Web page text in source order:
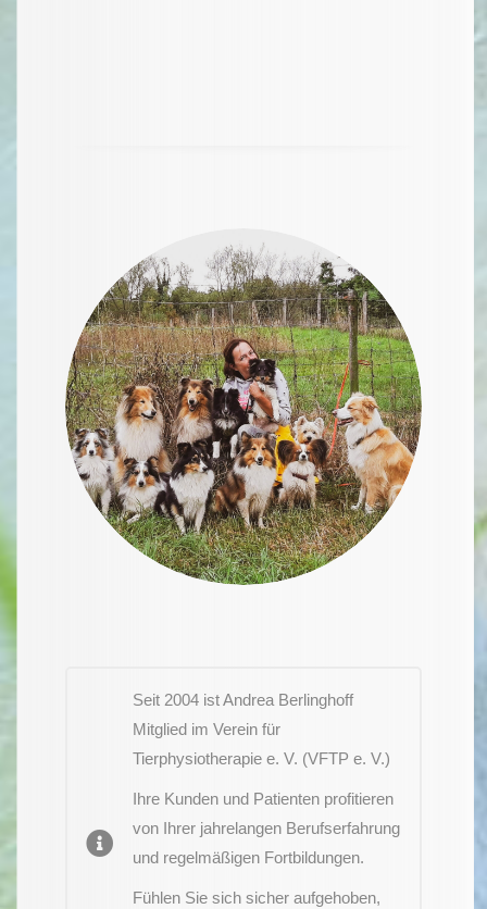
Seit 2004 ist Andrea Berlinghoff
Mitglied im Verein für
Tierphysiotherapie e. V. (VFTP e. V.)
Ihre Kunden und Patienten profitieren
von Ihrer jahrelangen Berufserfahrung
und regelmäßigen Fortbildungen.
Fühlen Sie sich sicher aufgehoben,